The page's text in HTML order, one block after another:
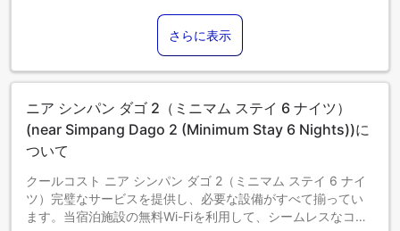
添い寝の場合は宿泊無料です。＜ご注意＞ベビーベッドのご
利用には追加料金が発生する場合があります。また、利用可
否は空き状況によります。
3～12歳までのお子さま
13歳以上のゲストは大人とみなされます。
エキストラベッドの追加可否は、お部屋タイプにより異なり
ます。各部屋タイプ欄の記載をご確認ください。
さらに表示
ニア シンパン ダゴ 2（ミニマム ステイ 6 ナイツ）
(near Simpang Dago 2 (Minimum Stay 6 Nights))に
ついて
クールコスト ニア シンパン ダゴ 2（ミニマム ステイ 6 ナイ
ツ）完璧なサービスを提供し、必要な設備がすべて揃ってい
ます。当宿泊施設の無料Wi-Fiを利用して、シームレスなコミ